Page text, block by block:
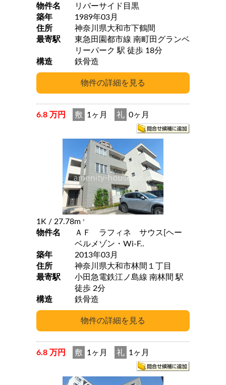
物件名
リバーサイド目黒
築年
1989年03月
住所
神奈川県大和市下鶴間
最寄駅
東急田園都市線 南町田グランベ
リーパーク 駅 徒歩 18分
構造
鉄骨造
6.8 万円 敷 1ヶ月 礼 0ヶ月
1K / 27.78m 2
物件名
ＡＦ ラフィネ サウス[ヘー
ベルメゾン・Wi-F..
築年
2013年03月
住所
神奈川県大和市林間１丁目
最寄駅
小田急電鉄江ノ島線 南林間 駅
徒歩 2分
構造
鉄骨造
6.8 万円 敷 1ヶ月 礼 1ヶ月